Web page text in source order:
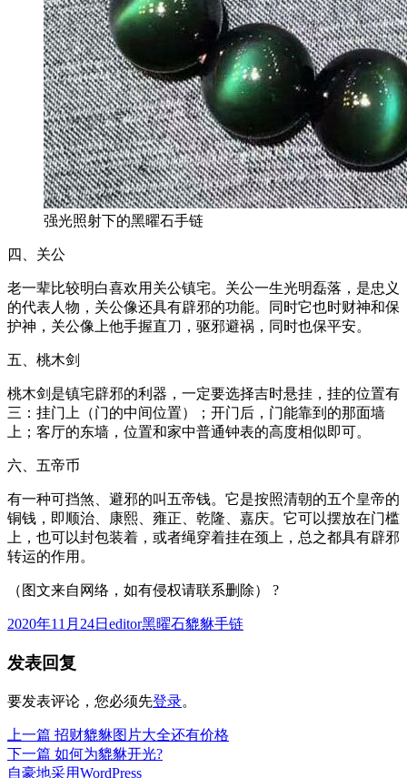
强光照射下的黑曜石手链
四、关公
老一辈比较明白喜欢用关公镇宅。关公一生光明磊落，是忠义
的代表人物，关公像还具有辟邪的功能。同时它也时财神和保
护神，关公像上他手握直刀，驱邪避祸，同时也保平安。
五、桃木剑
桃木剑是镇宅辟邪的利器，一定要选择吉时悬挂，挂的位置有
三：挂门上（门的中间位置）；开门后，门能靠到的那面墙
上；客厅的东墙，位置和家中普通钟表的高度相似即可。
六、五帝币
有一种可挡煞、避邪的叫五帝钱。它是按照清朝的五个皇帝的
铜钱，即顺治、康熙、雍正、乾隆、嘉庆。它可以摆放在门槛
上，也可以封包装着，或者绳穿着挂在颈上，总之都具有辟邪
转运的作用。
（图文来自网络，如有侵权请联系删除） ?
发
于
2020年11月24日 作
editor分
黑曜石貔貅手链
发表回复
要发表评论，您必须先登录。
文
章
上一篇 上
篇
文
招财貔貅图片大全还有价格
下一篇 下
篇
如何为貔貅开光?
自豪地采用WordPress